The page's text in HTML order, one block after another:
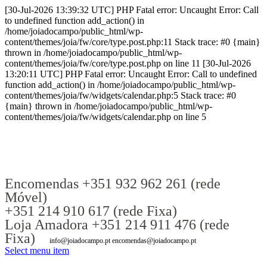
[30-Jul-2026 13:39:32 UTC] PHP Fatal error: Uncaught Error: Call
to undefined function add_action() in
/home/joiadocampo/public_html/wp-
content/themes/joia/fw/core/type.post.php:11 Stack trace: #0 {main}
thrown in /home/joiadocampo/public_html/wp-
content/themes/joia/fw/core/type.post.php on line 11 [30-Jul-2026
13:20:11 UTC] PHP Fatal error: Uncaught Error: Call to undefined
function add_action() in /home/joiadocampo/public_html/wp-
content/themes/joia/fw/widgets/calendar.php:5 Stack trace: #0
{main} thrown in /home/joiadocampo/public_html/wp-
content/themes/joia/fw/widgets/calendar.php on line 5
Encomendas +351 932 962 261 (rede
Móvel)
+351 214 910 617 (rede Fixa)
Loja Amadora +351 214 911 476 (rede
Fixa)
info@joiadocampo.pt encomendas@joiadocampo.pt
Select menu item